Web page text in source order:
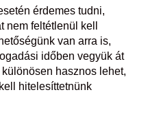
érdemes tudni,
nem feltétlenül kell
van arra is,
időben vegyük át
hasznos lehet,
hitelesíttetnünk